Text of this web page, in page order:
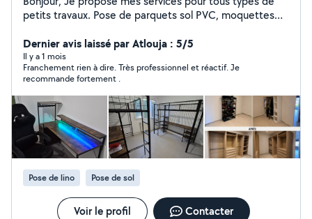
petits travaux. Pose de parquets sol PVC, moquettes
ligne. Montage et pose de meubles, (Cuisine, bureau,
dressing, etc), mais également cadre, plafonnier,
étagères, tringles à rideaux ... Je peux également
proposer mes services pour d'autres types de travaux,
petits entretien de certains véhicules (vidange filtres,
disques et plaquettes, etc). Mais également petit
entretien d espaces verts. Tonte de la pelouse, révision
de votre Tondeuse. Garde et visite de certains animaux,
etc N'hésitez pas à me contacter afin de convenir
ensemble d'une solution simple et efficace au meilleur
prix.
Dernier avis laissé par Atlouja : 5/5
Il y a 1 mois
Franchement rien à dire. Très professionnel et réactif. Je
recommande fortement .
Pose de lino Pose de sol
Voir le profil Contacter